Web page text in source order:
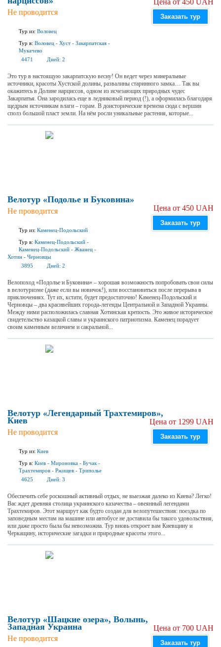
Не проводится
Тур из: Воловец
Тур в: Воловец - Хуст - Закарпатская -
Мукачево
4471
Дней: 2
Цена от 450 UAH
Заказать тур
Это тур в настоящую закарпатскую весну! Он ведет через минеральные
источники, красоты Хустской долины, развалины старинного замка… Так вы
окажитесь в Долине нарциссов, одном из исчезающих природных чудес
Закарпатья. Она зародилась еще в ледниковый период (!), а оформилась благодаря
щедрым источникам влаги – горам. В доисторические времена сюда с вершин
сполз большой пласт земли. На нём росли уникальные растения, которые...
Велотур «Подолье и Буковина»
Не проводится
Тур из: Каменец-Подольский
Тур в: Каменец-Подольский -
Каменец-Подольский - Жванец -
Хотин - Черновцы
3895
Дней: 2
Цена от 450 UAH
Заказать тур
Велопоход «Подолье и Буковина» – хорошая возможность попробовать свои силы
в велотуризме (даже если вы новичок!), или восстановиться после перерыва в
приключениях. Тут их, кстати, будет предостаточно! Каменец-Подольский и
Черновцы – два красивейших города-легенды Центральной и Западной Украины.
Между ними расположилась славная Хотинская крепость. Это живое историческое
свидетельство казацкой славы и украинского патриотизма. Каменец порадует
своим каменным величием и сакральной...
Велотур «Легендарный Трахтемиров»,
Киев
Не проводится
Тур из: Киев
Тур в: Киев - Мироновка - Бучак -
Трахтемиров - Ржищев - Триполье
4625
Дней: 3
Цена от 1299 UAH
Заказать тур
Обеспечить себе роскошный активный отдых, не выезжая далеко из Киева? Легко!
Вас ждет древняя столица украинского казачества – овеянный легендами
Трахтемиров. Этот маршрут как будто создан для велопутешествия: поездка по
заповедным местам на машине или автобусе не доставила бы такого удовольствия,
или даже просто была бы невозможна. Тур вновь откроет вам Киевщину и
Черкащину, исторические загадки и природные красоты этого...
Велотур «Шацкие озера», Волынь,
Западная Украина
Не проводится
Цена от 700 UAH
Заказать тур